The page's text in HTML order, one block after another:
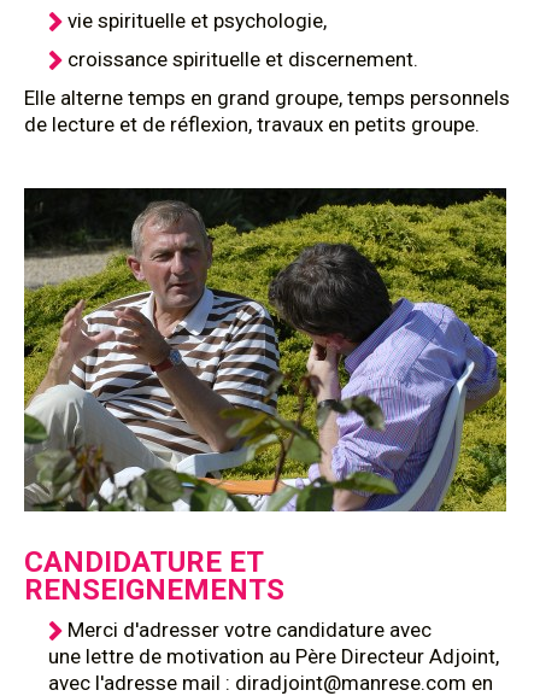
vie spirituelle et psychologie,
croissance spirituelle et discernement.
Elle alterne temps en grand groupe, temps personnels
de lecture et de réflexion, travaux en petits groupe.
CANDIDATURE ET
RENSEIGNEMENTS
Merci d'adresser votre candidature avec
une lettre de motivation au Père Directeur Adjoint,
avec l'adresse mail : diradjoint@manrese.com en